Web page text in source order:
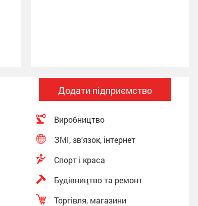
Додати підприємство
Виробництво
ЗМІ, зв'язок, інтернет
Спорт і краса
Будівництво та ремонт
Торгівля, магазини